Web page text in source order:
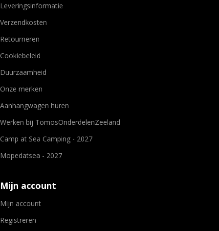
Leveringsinformatie
Verzendkosten
Retourneren
Cookiebeleid
Duurzaamheid
Onze merken
Aanhangwagen huren
Werken bij TomosOnderdelenZeeland
Camp at Sea Camping - 2027
Mopedatsea - 2027
Mijn account
Mijn account
Registreren